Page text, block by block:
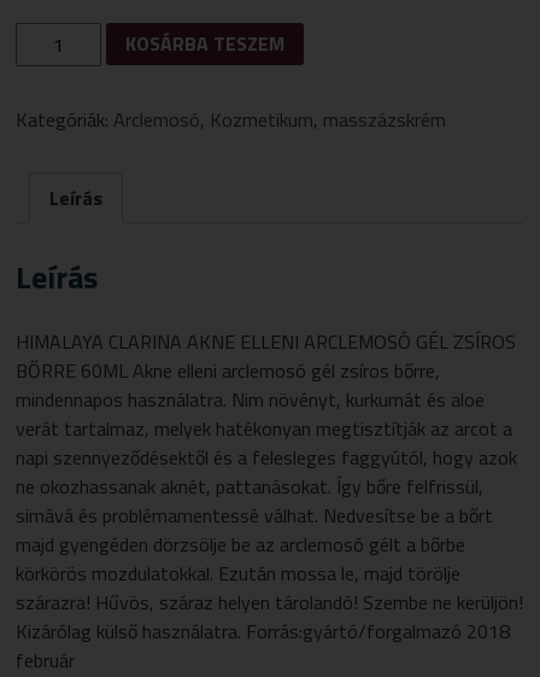
CLARINA
ARCLEMOSÓ
BŐRRE
KOSÁRBA TESZEM
Kategóriák: Arclemosó, Kozmetikum, masszázskrém
Leírás
Leírás
HIMALAYA CLARINA AKNE ELLENI ARCLEMOSÓ GÉL ZSÍROS
BŐRRE 60ML Akne elleni arclemosó gél zsíros bőrre,
mindennapos használatra. Nim növényt, kurkumát és aloe
verát tartalmaz, melyek hatékonyan megtisztítják az arcot a
napi szennyeződésektől és a felesleges faggyútól, hogy azok
ne okozhassanak aknét, pattanásokat. Így bőre felfrissül,
simává és problémamentessé válhat. Nedvesítse be a bőrt
majd gyengéden dörzsölje be az arclemosó gélt a bőrbe
körkörös mozdulatokkal. Ezután mossa le, majd törölje
szárazra! Hűvös, száraz helyen tárolandó! Szembe ne kerüljön!
Kizárólag külső használatra. Forrás:gyártó/forgalmazó 2018
február